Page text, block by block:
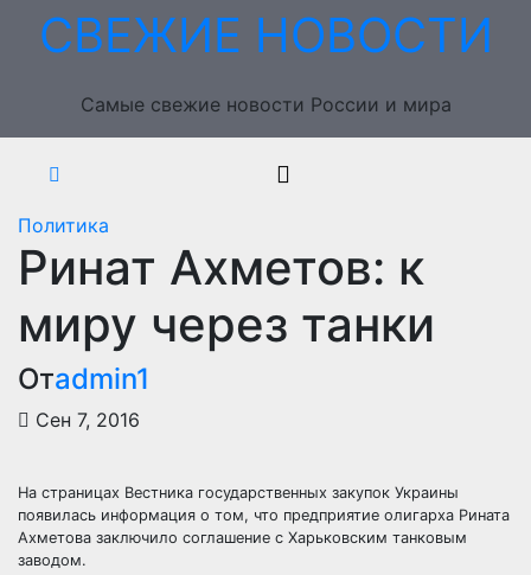
ПерейтиСВЕЖИЕ НОВОСТИ
Самые свежие новости России и мира
Политика
Ринат Ахметов: к
миру через танки
Отadmin1
Сен 7, 2016
На страницах Вестника государственных закупок Украины
появилась информация о том, что предприятие олигарха Рината
Ахметова заключило соглашение с Харьковским танковым
заводом.